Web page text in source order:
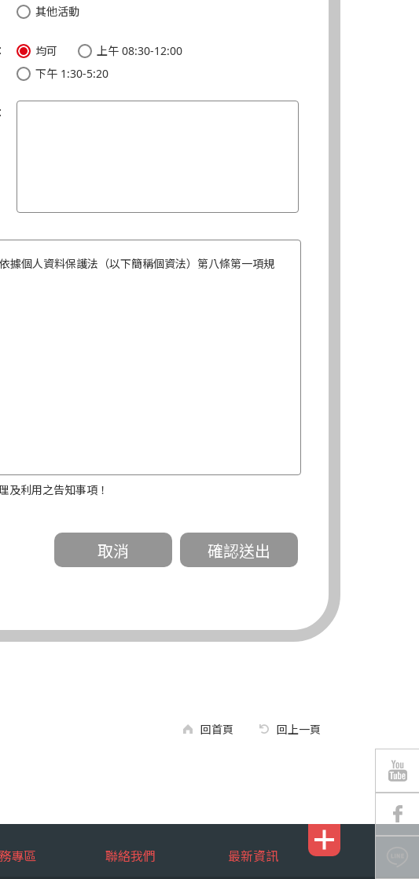
其他活動
均可
上午 08:30-12:00
下午 1:30-5:20
個人資料保護法（以下簡稱個資法）第八條第一項規
的業務之執行，錠嵂公司將有可能延後、提供未完整或
及利用之告知事項！
回首頁 回上一頁
專區 聯絡我們 最新資訊